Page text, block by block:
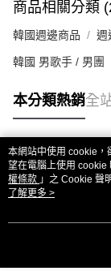
商品相關分類
韓國週邊商品 週
韓國 男歌手 / 男團
本分類熱銷全
熱門標籤
本網站中使用 cookie，
望在電腦上使用 cookie
權條款 」之 Cookie 聲
用條款之 Cookie 聲明
了解更多 >